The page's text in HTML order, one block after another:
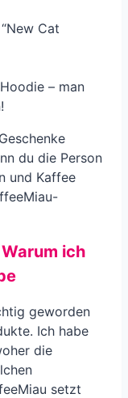
Cat
– man
du die Person
und Kaffee
ich
geworden
Ich habe
die
setzt